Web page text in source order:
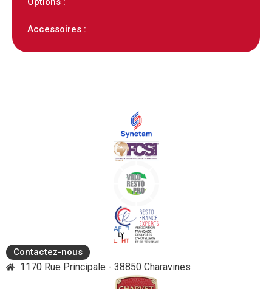
Accessoires :
Contactez-nous
1170 Rue Principale - 38850 Charavines